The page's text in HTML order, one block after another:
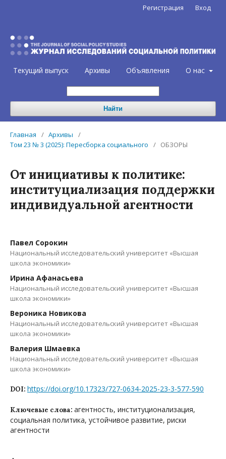
Текущий выпуск Архивы Объявления О нас
Найти
Регистрация Вход
Главная / Архивы
/
Том 23 № 3 (2025): Пересборка социального
/ ОБЗОРЫ
От инициативы к политике:
институциализация поддержки
индивидуальной агентности
Павел Сорокин
Национальный исследовательский университет «Высшая
школа экономики»
Ирина Афанасьева
Национальный исследовательский университет «Высшая
школа экономики»
Вероника Новикова
Национальный исследовательский университет «Высшая
школа экономики»
Валерия Шмаевка
Национальный исследовательский университет «Высшая
школа экономики»
DOI: https://doi.org/10.17323/727-0634-2025-23-3-577-590
Ключевые слова: агентность, институционализация,
социальная политика, устойчивое развитие, риски
агентности